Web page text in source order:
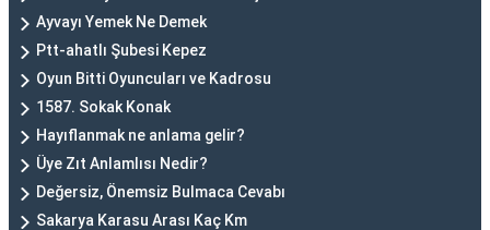
Ayvayı Yemek Ne Demek
Ptt-ahatlı Şubesi Kepez
Oyun Bitti Oyuncuları ve Kadrosu
1587. Sokak Konak
Hayıflanmak ne anlama gelir?
Üye Zıt Anlamlısı Nedir?
Değersiz, Önemsiz Bulmaca Cevabı
Sakarya Karasu Arası Kaç Km